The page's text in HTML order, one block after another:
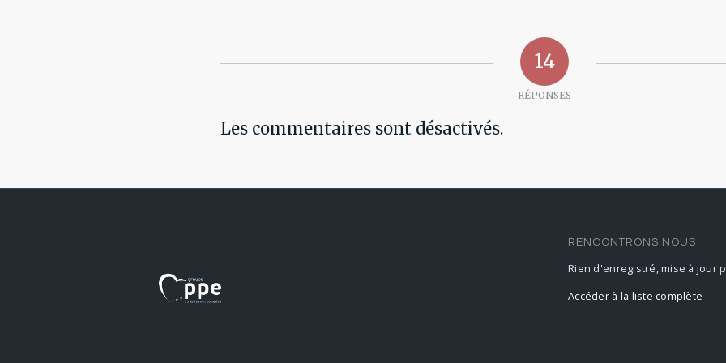
14
RÉPONSES
Les commentaires sont désactivés.
RENCONTRONS NOUS
Rien d'enregistré, mise à jour
Accéder à la liste complète